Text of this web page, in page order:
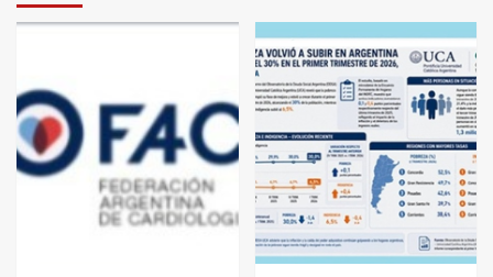
3
en la mañana del lunes
4
Accidente en Ruta 5: falleció un
joven de Trenque Lauquen
Los precios de los combustibles en
La Pampa, desde YPF hasta Axion
entre 857 a 1338 pesos